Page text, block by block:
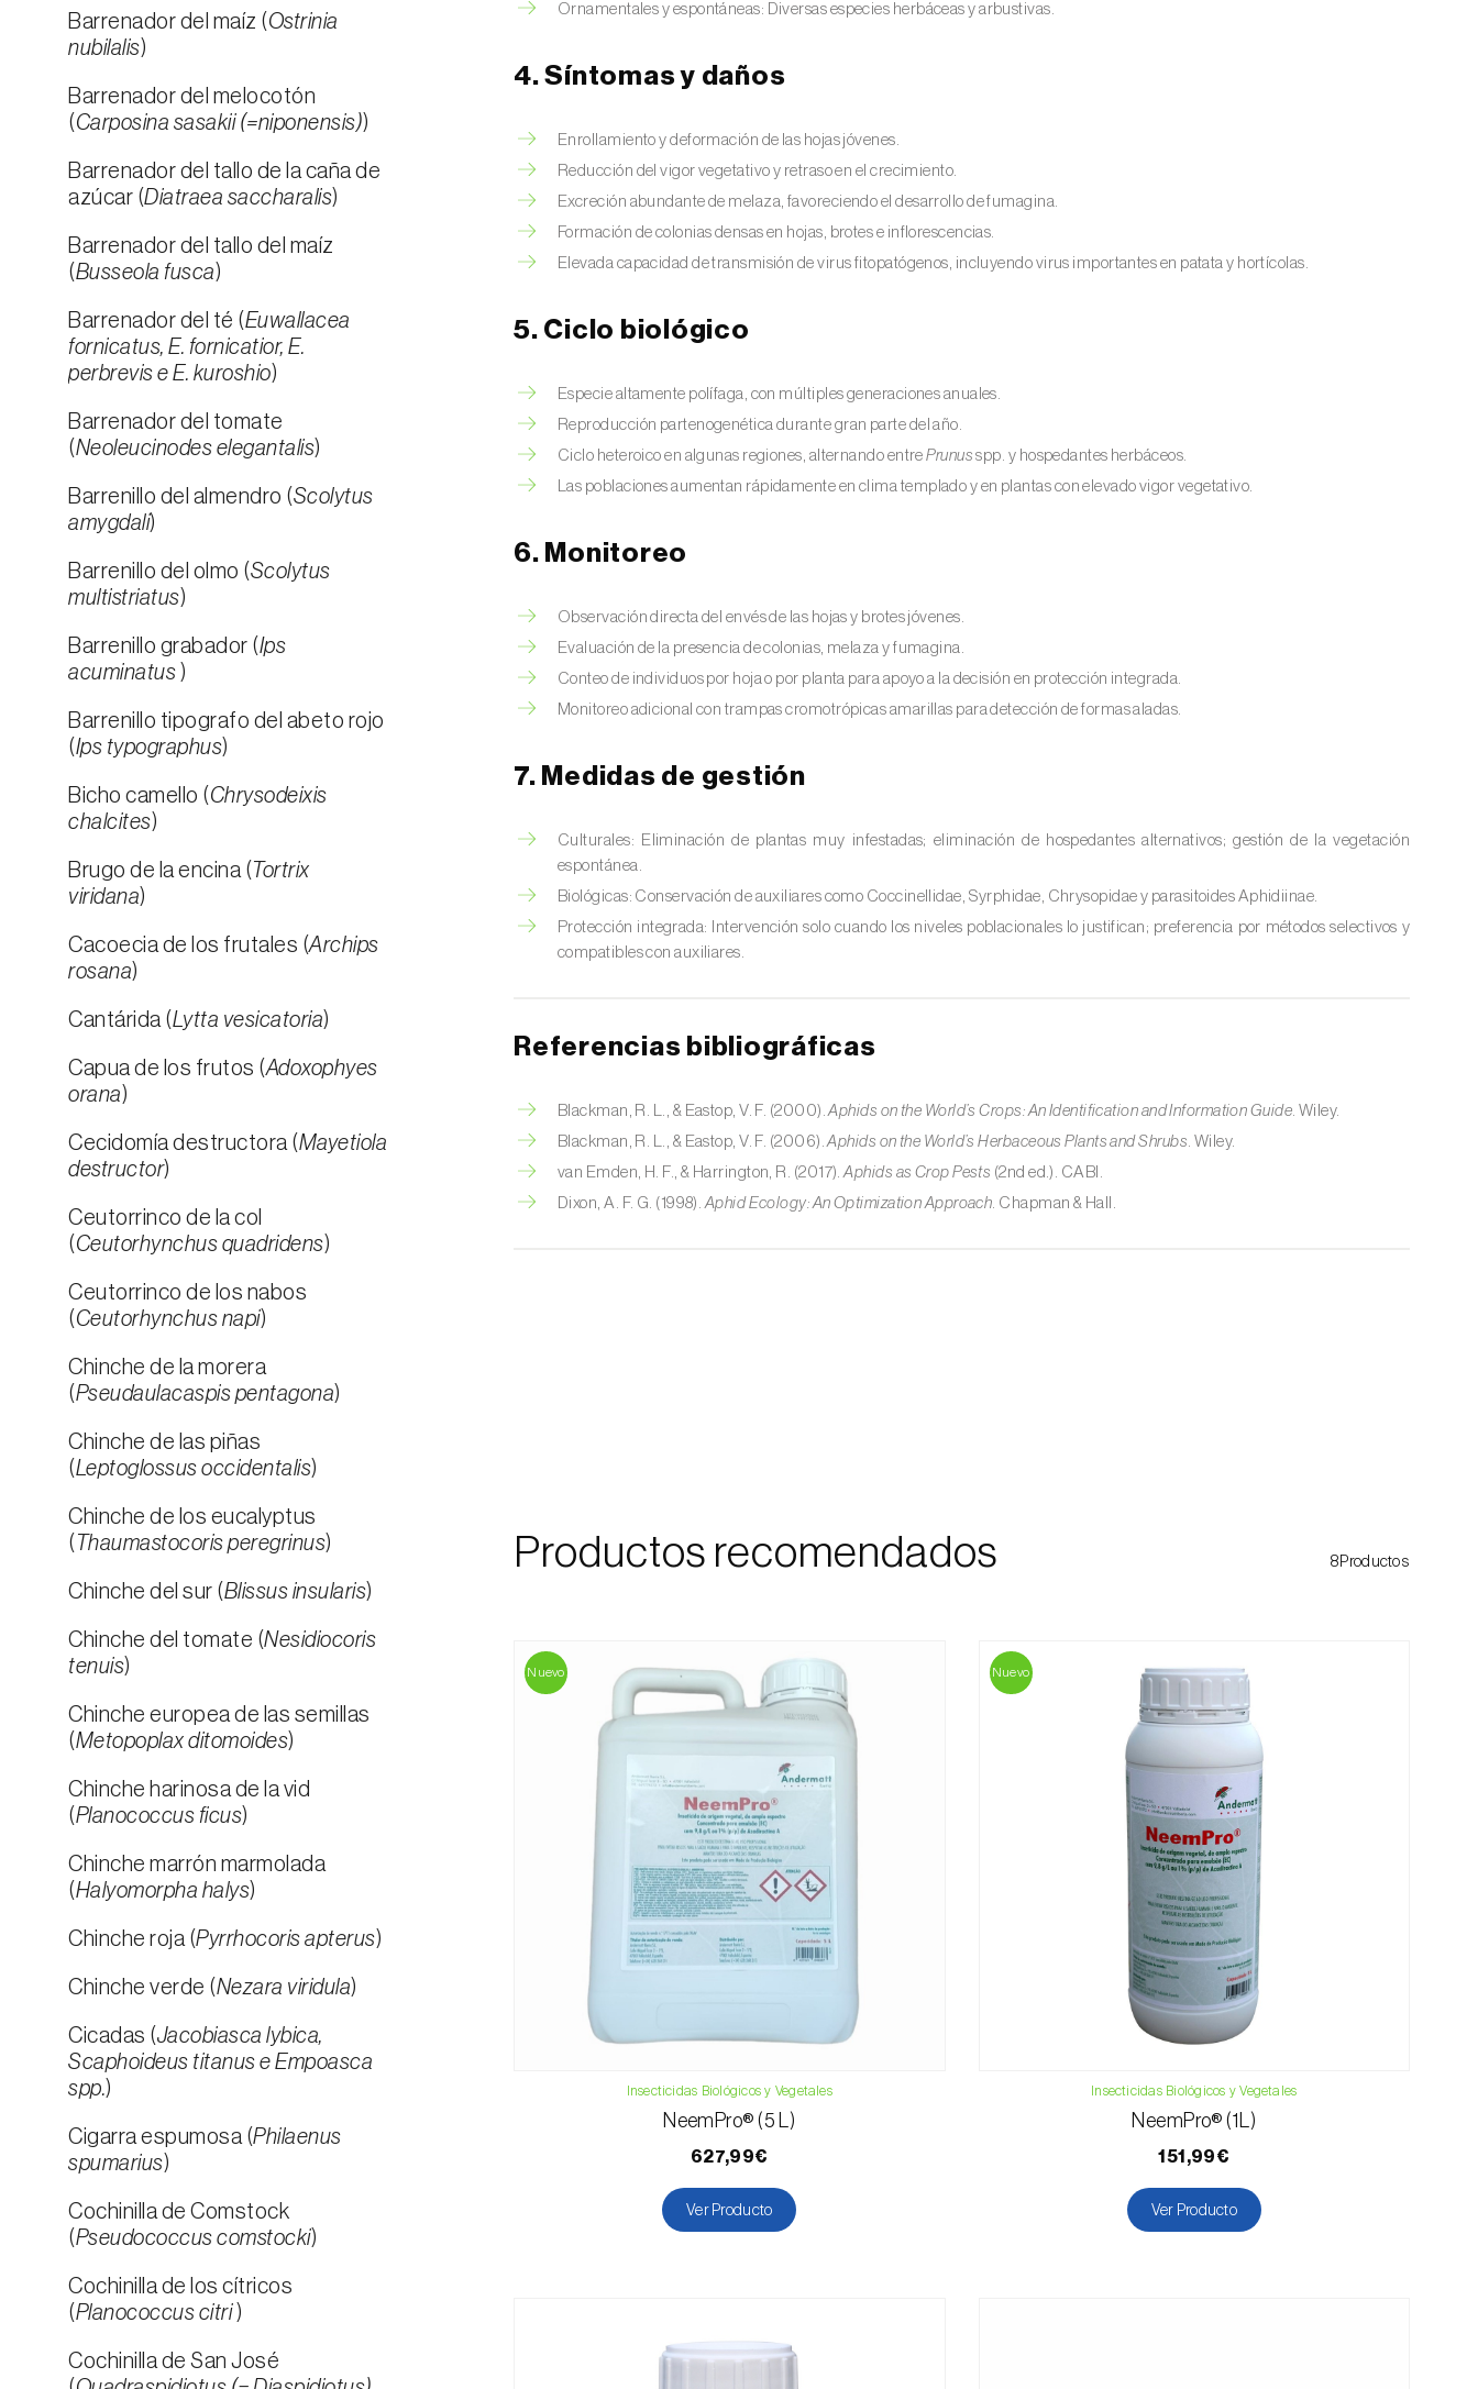
Barrenador del maíz (Ostrinia
nubilalis)
Barrenador del melocotón
(Carposina sasakii (=niponensis))
Barrenador del tallo de la caña de
azúcar (Diatraea saccharalis)
Barrenador del tallo del maíz
(Busseola fusca)
Barrenador del té (Euwallacea
fornicatus, E. fornicatior, E.
perbrevis e E. kuroshio)
Barrenador del tomate
(Neoleucinodes elegantalis)
Barrenillo del almendro (Scolytus
amygdali)
Barrenillo del olmo (Scolytus
multistriatus)
Barrenillo grabador (Ips
acuminatus )
Barrenillo tipografo del abeto rojo
(Ips typographus)
Bicho camello (Chrysodeixis
chalcites)
Brugo de la encina ( Tortrix
viridana)
Cacoecia de los frutales (Archips
rosana)
Cantárida (Lytta vesicatoria)
Capua de los frutos (Adoxophyes
orana)
Cecidomía destructora (Mayetiola
destructor)
Ceutorrinco de la col
(Ceutorhynchus quadridens)
Ceutorrinco de los nabos
(Ceutorhynchus napi)
Chinche de la morera
(Pseudaulacaspis pentagona)
Chinche de las piñas
(Leptoglossus occidentalis)
Chinche de los eucalyptus
( Thaumastocoris peregrinus)
Chinche del sur (Blissus insularis)
Chinche del tomate (Nesidiocoris
tenuis)
Chinche europea de las semillas
(Metopoplax ditomoides)
Chinche harinosa de la vid
(Planococcus ficus)
Chinche marrón marmolada
(Halyomorpha halys)
Chinche roja (Pyrrhocoris apterus)
Chinche verde (Nezara viridula)
Cicadas (Jacobiasca lybica,
Scaphoideus titanus e Empoasca
spp.)
Cigarra espumosa (Philaenus
spumarius)
Cochinilla de Comstock
(Pseudococcus comstocki)
Cochinilla de los cítricos
(Planococcus citri )
Cochinilla de San José
Ornamentales y espontáneas: Diversas especies herbáceas y arbustivas.
4. Síntomas y daños
Enrollamiento y deformación de las hojas jóvenes.
Reducción del vigor vegetativo y retraso en el crecimiento.
Excreción abundante de melaza, favoreciendo el desarrollo de fumagina.
Formación de colonias densas en hojas, brotes e inflorescencias.
Elevada capacidad de transmisión de virus fitopatógenos, incluyendo virus importantes en patata y hortícolas.
5. Ciclo biológico
Especie altamente polífaga, con múltiples generaciones anuales.
Reproducción partenogenética durante gran parte del año.
Ciclo heteroico en algunas regiones, alternando entrePrunus spp. y hospedantes herbáceos.
Las poblaciones aumentan rápidamente en clima templado y en plantas con elevado vigor vegetativo.
6. Monitoreo
Observación directa del envés de las hojas y brotes jóvenes.
Evaluación de la presencia de colonias, melaza y fumagina.
Conteo de individuos por hoja o por planta para apoyo a la decisión en protección integrada.
Monitoreo adicional con trampas cromotrópicas amarillas para detección de formas aladas.
7. Medidas de gestión
Culturales: Eliminación de plantas muy infestadas; eliminación de hospedantes alternativos; gestión de la vegetación
espontánea.
Biológicas: Conservación de auxiliares como Coccinellidae, Syrphidae, Chrysopidae y parasitoides Aphidiinae.
Protección integrada: Intervención solo cuando los niveles poblacionales lo justifican; preferencia por métodos selectivos y
compatibles con auxiliares.
Referencias bibliográficas
Blackman, R. L., & Eastop, V. F. (2000).Aphids on the World’s Crops: An Identification and Information Guide . Wiley.
Blackman, R. L., & Eastop, V. F. (2006).Aphids on the World’s Herbaceous Plants and Shrubs . Wiley.
van Emden, H. F., & Harrington, R. (2017).Aphids as Crop Pests (2nd ed.). CABI.
Dixon, A. F. G. (1998). Aphid Ecology: An Optimization Approach . Chapman & Hall.
Productos recomendados 8Productos
Nuevo
Insecticidas Biológicos y Vegetales
NeemPro® (5 L)
627,99€
Ver Producto
Nuevo
Insecticidas Biológicos y Vegetales
NeemPro® (1L)
151,99€
Ver Producto